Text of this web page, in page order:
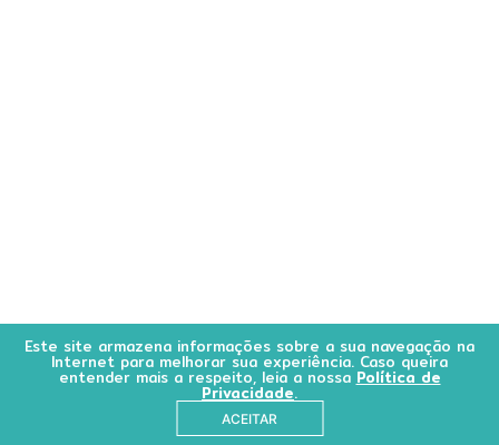
Este site armazena informações sobre a sua navegação na
Internet para melhorar sua experiência. Caso queira
entender mais a respeito, leia a nossa Política de
Privacidade.
ACEITAR